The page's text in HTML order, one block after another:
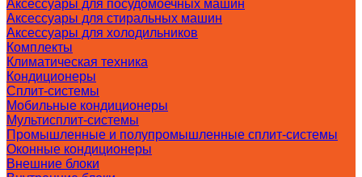
Аксессуары для посудомоечных машин
Аксессуары для стиральных машин
Аксессуары для холодильников
Комплекты
Климатическая техника
Кондиционеры
Сплит-системы
Мобильные кондиционеры
Мультисплит-системы
Промышленные и полупромышленные сплит-системы
Оконные кондиционеры
Внешние блоки